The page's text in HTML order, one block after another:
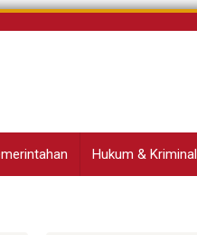
Hukum & Kriminal